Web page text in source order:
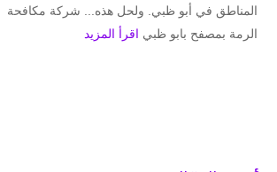
المناطق في أبو ظبي. ولحل هذه... شركة مكافحة
الرمة بمصفح بابو ظبي اقرأ المزيد